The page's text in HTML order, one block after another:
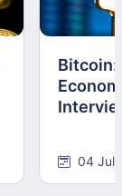
Bitcoin:
04